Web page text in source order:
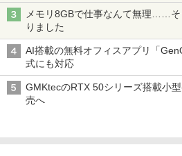
メモリ8GBで仕事なんて無理……
りました
AI搭載の無料オフィスアプリ「
式にも対応
GMKtecのRTX 50シリーズ搭載小
売へ